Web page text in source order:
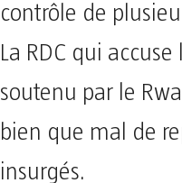
contrôle de
La RDC qui
soutenu par le
bien que mal de
insurgés.